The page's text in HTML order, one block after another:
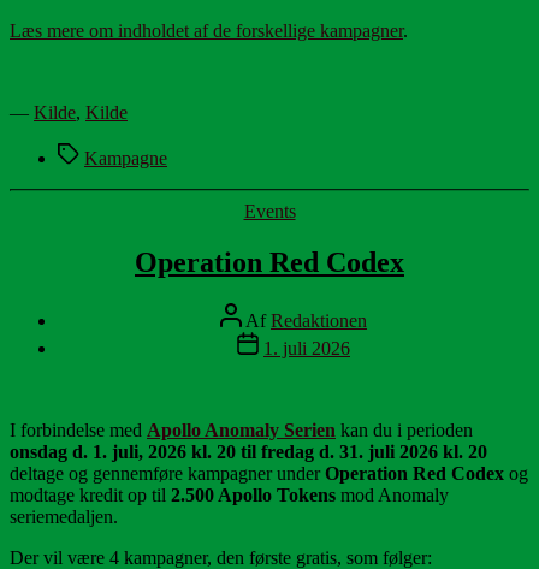
Læs mere om indholdet af de forskellige kampagner.
— Kilde, Kilde
TagsKampagne
Kategorier
Events
Operation Red Codex
Indlægsforfatter
AfRedaktionen
Indlægsdato
1. juli 2026
I forbindelse med Apollo Anomaly Serien kan du i perioden
onsdag d. 1. juli, 2026 kl. 20 til fredag d. 31. juli 2026 kl. 20
deltage og gennemføre kampagner underOperation Red Codex og
modtage kredit op til 2.500 Apollo Tokens mod Anomaly
seriemedaljen.
Der vil være 4 kampagner, den første gratis, som følger: